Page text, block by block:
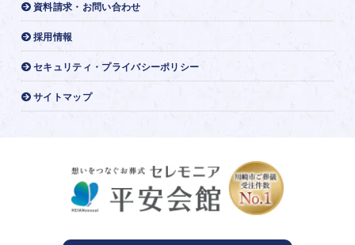
資料請求・お問い合わせ
採用情報
セキュリティ・プライバシーポリシー
サイトマップ